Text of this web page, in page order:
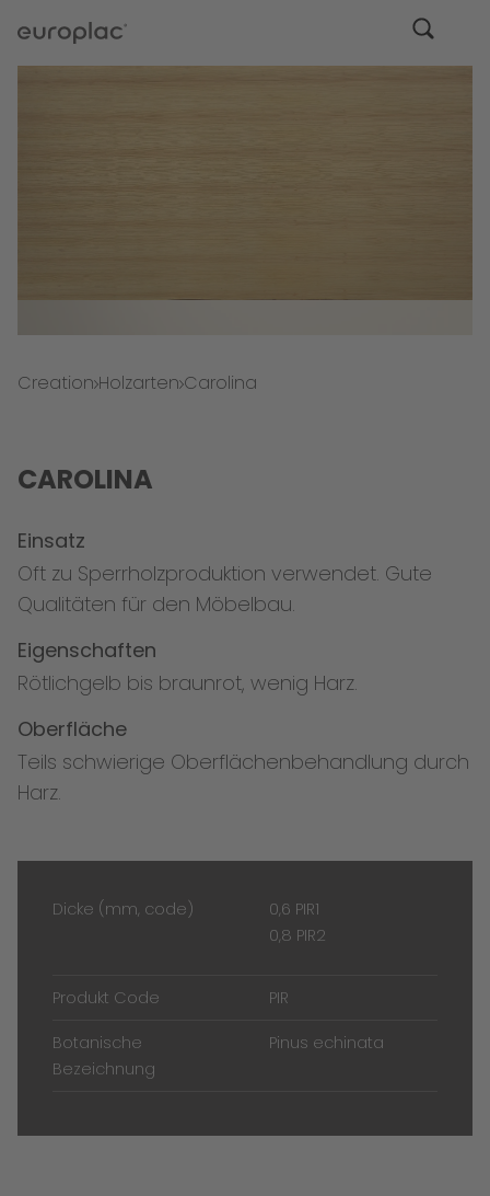
Creation Holzarten Carolina
CAROLINA
Einsatz
Oft zu Sperrholzproduktion verwendet. Gute
Qualitäten für den Möbelbau.
Eigenschaften
Rötlichgelb bis braunrot, wenig Harz.
Oberfläche
Teils schwierige Oberflächenbehandlung durch
Harz.
Dicke (mm, code)
0,6 PIR1
0,8 PIR2
Produkt Code PIR
Botanische
Bezeichnung
Pinus echinata